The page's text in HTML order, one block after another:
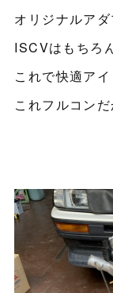
オリジナルア
ISCVはもちろ
これで快適ア
これフルコン